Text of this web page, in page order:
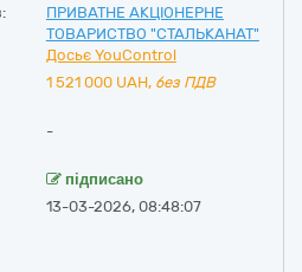
ПРИВАТНЕ АКЦІОНЕРНЕ
ТОВАРИСТВО "СТАЛЬКАНАТ"
Досьє YouControl
1 521 000 UAH, без ПДВ
-
підписано
13-03-2026, 08:48:07